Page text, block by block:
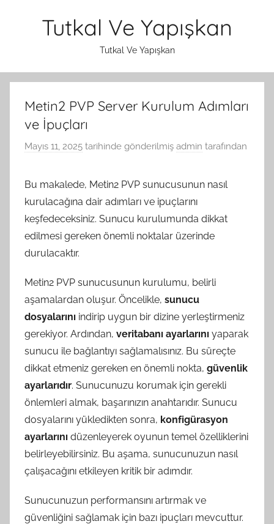
Tutkal Ve Yapışkan
Tutkal Ve Yapışkan
Metin2 PVP Server Kurulum Adımları
ve İpuçları
Mayıs 11, 2025 tarihinde gönderilmiş admin tarafından
Bu makalede, Metin2 PVP sunucusunun nasıl
kurulacağına dair adımları ve ipuçlarını
keşfedeceksiniz. Sunucu kurulumunda dikkat
edilmesi gereken önemli noktalar üzerinde
durulacaktır.
Metin2 PVP sunucusunun kurulumu, belirli
aşamalardan oluşur. Öncelikle, sunucu
dosyalarını indirip uygun bir dizine yerleştirmeniz
gerekiyor. Ardından, veritabanı ayarlarını yaparak
sunucu ile bağlantıyı sağlamalısınız. Bu süreçte
dikkat etmeniz gereken en önemli nokta, güvenlik
ayarlarıdır. Sunucunuzu korumak için gerekli
önlemleri almak, başarınızın anahtarıdır. Sunucu
dosyalarını yükledikten sonra, konfigürasyon
ayarlarını düzenleyerek oyunun temel özelliklerini
belirleyebilirsiniz. Bu aşama, sunucunuzun nasıl
çalışacağını etkileyen kritik bir adımdır.
Sunucunuzun performansını artırmak ve
güvenliğini sağlamak için bazı ipuçları mevcuttur.